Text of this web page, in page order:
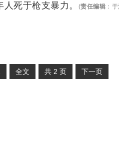
死于枪支暴力。
(责任编辑 ：
全文 共 2 页 下一页